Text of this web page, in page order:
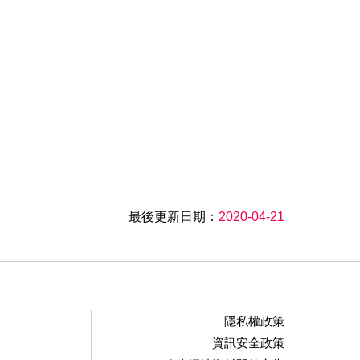
最後更新日期： 2020-04-21
隱私權政策
資訊安全政策